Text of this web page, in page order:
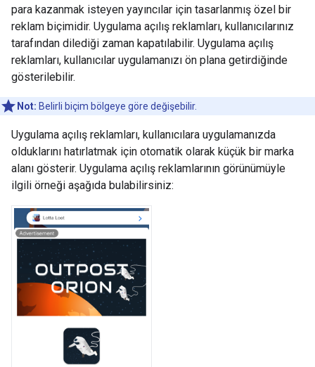
para kazanmak isteyen yayıncılar için tasarlanmış özel bir
reklam biçimidir. Uygulama açılış reklamları, kullanıcılarınız
tarafından dilediği zaman kapatılabilir. Uygulama açılış
reklamları, kullanıcılar uygulamanızı ön plana getirdiğinde
gösterilebilir.
Not: Belirli biçim bölgeye göre değişebilir.
Uygulama açılış reklamları, kullanıcılara uygulamanızda
olduklarını hatırlatmak için otomatik olarak küçük bir marka
alanı gösterir. Uygulama açılış reklamlarının görünümüyle
ilgili örneği aşağıda bulabilirsiniz: